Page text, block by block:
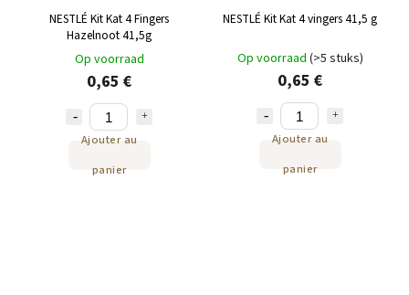
NESTLÉ Kit Kat 4 Fingers
Hazelnoot 41,5g
Op voorraad
0,65 €
Ajouter au
panier
NESTLÉ Kit Kat 4 vingers 41,5 g
Op voorraad (>5 stuks)
0,65 €
Ajouter au
panier